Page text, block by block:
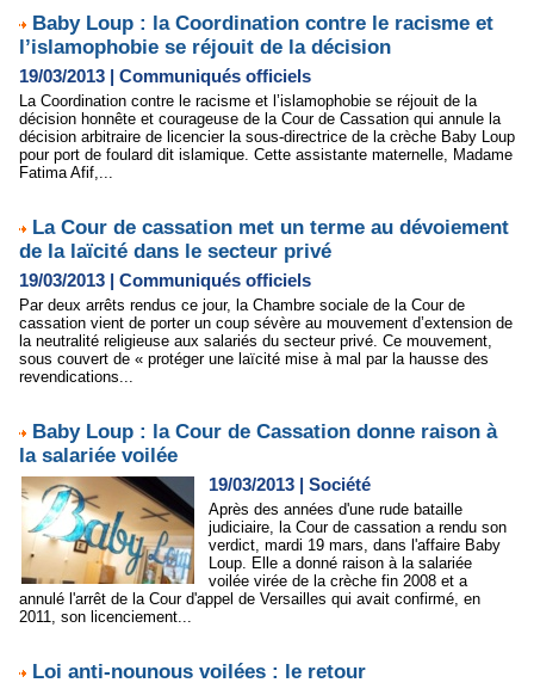
Baby Loup : la Coordination contre le racisme et
l’islamophobie se réjouit de la décision
19/03/2013 | Communiqués officiels
La Coordination contre le racisme et l’islamophobie se réjouit de la
décision honnête et courageuse de la Cour de Cassation qui annule la
décision arbitraire de licencier la sous-directrice de la crèche Baby Loup
pour port de foulard dit islamique. Cette assistante maternelle, Madame
Fatima Afif,...
La Cour de cassation met un terme au dévoiement
de la laïcité dans le secteur privé
19/03/2013 | Communiqués officiels
Par deux arrêts rendus ce jour, la Chambre sociale de la Cour de
cassation vient de porter un coup sévère au mouvement d’extension de
la neutralité religieuse aux salariés du secteur privé. Ce mouvement,
sous couvert de « protéger une laïcité mise à mal par la hausse des
revendications...
Baby Loup : la Cour de Cassation donne raison à
la salariée voilée
19/03/2013 | Société
Après des années d'une rude bataille
judiciaire, la Cour de cassation a rendu son
verdict, mardi 19 mars, dans l'affaire Baby
Loup. Elle a donné raison à la salariée
voilée virée de la crèche fin 2008 et a
annulé l'arrêt de la Cour d'appel de Versailles qui avait confirmé, en
2011, son licenciement...
Loi anti-nounous voilées : le retour